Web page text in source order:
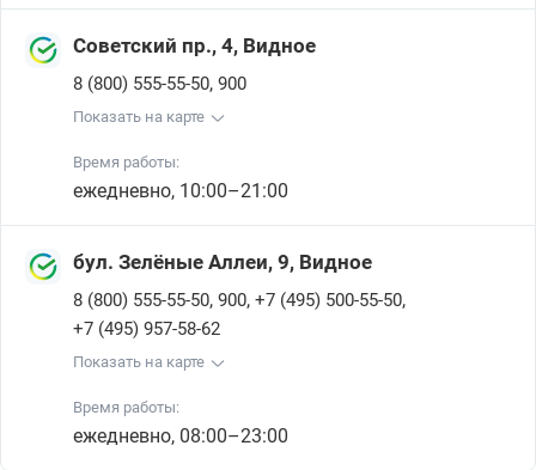
Советский пр., 4, Видное
8 (800) 555-55-50, 900
Показать на карте
Время работы:
ежедневно, 10:00–21:00
бул. Зелёные Аллеи, 9, Видное
8 (800) 555-55-50, 900, +7 (495) 500-55-50,
+7 (495) 957-58-62
Показать на карте
Время работы:
ежедневно, 08:00–23:00